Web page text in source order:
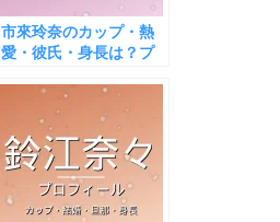
市來玲奈のカップ・熱
愛・彼氏・身長は？プ